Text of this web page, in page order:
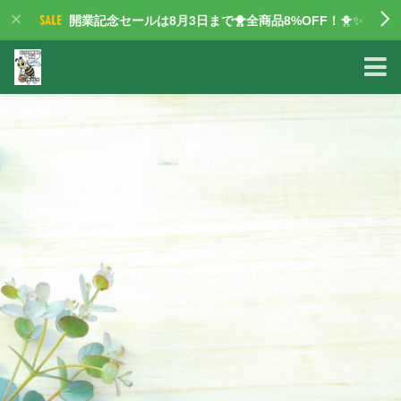
開業記念セールは8月3日まで🐥全商品8%OFF！ 🐥✨